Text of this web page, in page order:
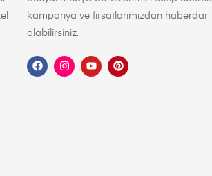
kampanya ve fırsatlarımızdan haberdar
olabilirsiniz.